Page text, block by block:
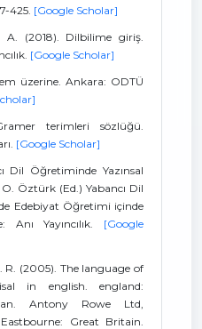
425. [Google Scholar]
A. (2018). Dilbilime giriş.
[Google Scholar]
üzerine. Ankara: ODTÜ
terimleri sözlüğü.
[Google Scholar]
Dil Öğretiminde Yazınsal
Öztürk (Ed.) Yabancı Dil
Edebiyat Öğretimi içinde
Anı Yayıncılık. [Google
R. (2005). The language of
in english. england:
Antony Rowe Ltd,
Great Britain.